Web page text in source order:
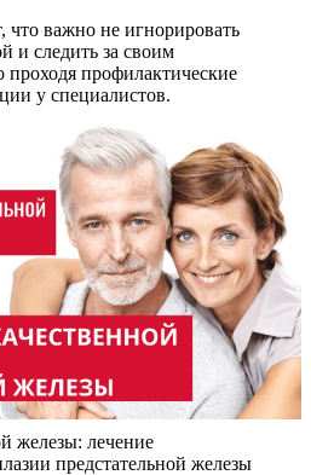
что важно не игнорировать
и следить за своим
проходя профилактические
у специалистов.
железы: лечение
предстательной железы